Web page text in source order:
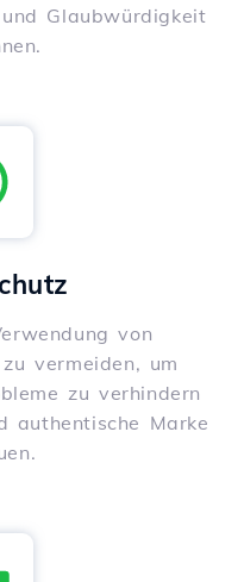
Glaubwürdigkeit
von
vermeiden, um
zu verhindern
authentische Marke